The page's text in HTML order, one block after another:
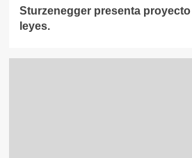
Sturzenegger presenta
leyes.